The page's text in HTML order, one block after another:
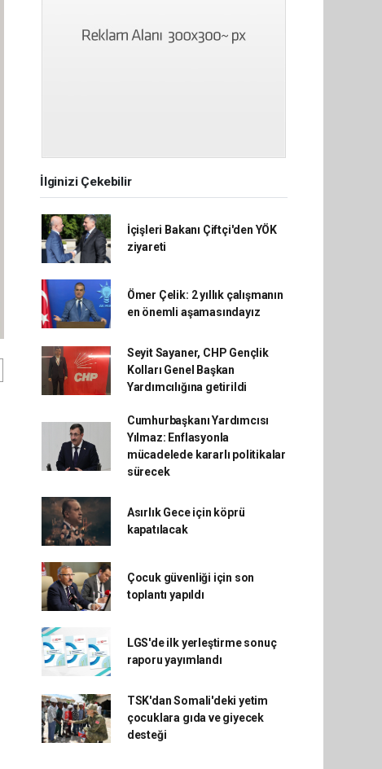
İlginizi Çekebilir
İçişleri Bakanı Çiftçi'den YÖK
ziyareti
Ömer Çelik: 2 yıllık çalışmanın
en önemli aşamasındayız
Seyit Sayaner, CHP Gençlik
Kolları Genel Başkan
Yardımcılığına getirildi
Cumhurbaşkanı Yardımcısı
Yılmaz: Enflasyonla
mücadelede kararlı politikalar
sürecek
Asırlık Gece için köprü
kapatılacak
Çocuk güvenliği için son
toplantı yapıldı
LGS'de ilk yerleştirme sonuç
raporu yayımlandı
TSK'dan Somali'deki yetim
çocuklara gıda ve giyecek
desteği